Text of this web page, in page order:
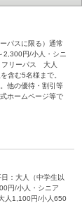
パスに限る）通常
円/小人・シニ
フリーパス 大人
含む5名様まで。
他の優待・割引等
ホームページ等で
：大人（中学生以
円/小人・シニア
人1,100円/小人650